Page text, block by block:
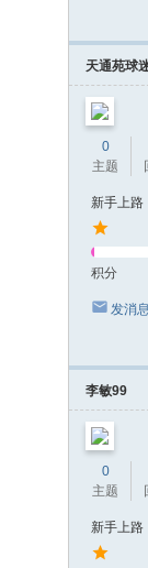
天通苑球
0
主题
新手上路
积分
发消息
李敏99
0
主题
新手上路